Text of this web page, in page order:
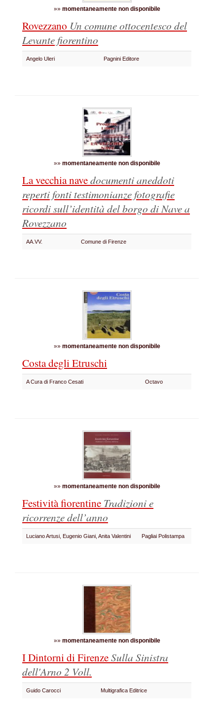
»» momentaneamente non disponibile
Rovezzano Un comune ottocentesco del
Levante fiorentino
Angelo Uleri Pagnini Editore
»» momentaneamente non disponibile
La vecchia navedocumenti aneddoti
reperti fonti testimonianze fotografie
ricordi sull’identità del borgo di Nave a
Rovezzano
AA.VV. Comune di Firenze
»» momentaneamente non disponibile
Costa degli Etruschi
A Cura di Franco Cesati Octavo
»» momentaneamente non disponibile
Festività fiorentine Tradizioni e
ricorrenze dell’anno
Luciano Artusi, Eugenio Giani, Anita Valentini Pagliai Polistampa
»» momentaneamente non disponibile
I Dintorni di FirenzeSulla Sinistra
dell'Arno 2 Voll.
Guido Carocci Multigrafica Editrice